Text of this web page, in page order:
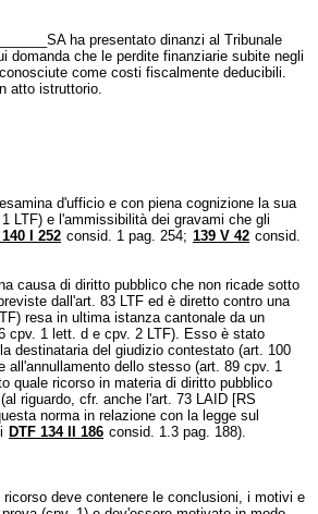
ha presentato dinanzi al Tribunale
domanda che le perdite finanziarie subite negli
come costi fiscalmente deducibili.
atto istruttorio.
d'ufficio e con piena cognizione la sua
LTF) e l'ammissibilità dei gravami che gli
140 I 252 consid. 1 pag. 254; 139 V 42 consid.
causa di diritto pubblico che non ricade sotto
dall'art. 83 LTF ed è diretto contro una
) resa in ultima istanza cantonale da un
cpv. 1 lett. d e cpv. 2 LTF). Esso è stato
destinataria del giudizio contestato (art. 100
all'annullamento dello stesso (art. 89 cpv. 1
quale ricorso in materia di diritto pubblico
riguardo, cfr. anche l'art. 73 LAID [RS
norma in relazione con la legge sul
DTF 134 II 186 consid. 1.3 pag. 188).
ricorso deve contenere le conclusioni, i motivi e